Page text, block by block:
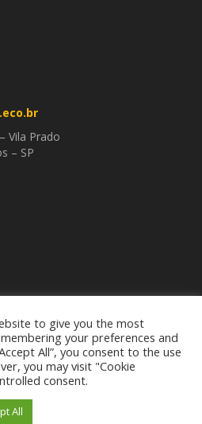
Vila Prado
– SP
to give you the most
your preferences and
All”, you consent to the use
you may visit "Cookie
consent.
All